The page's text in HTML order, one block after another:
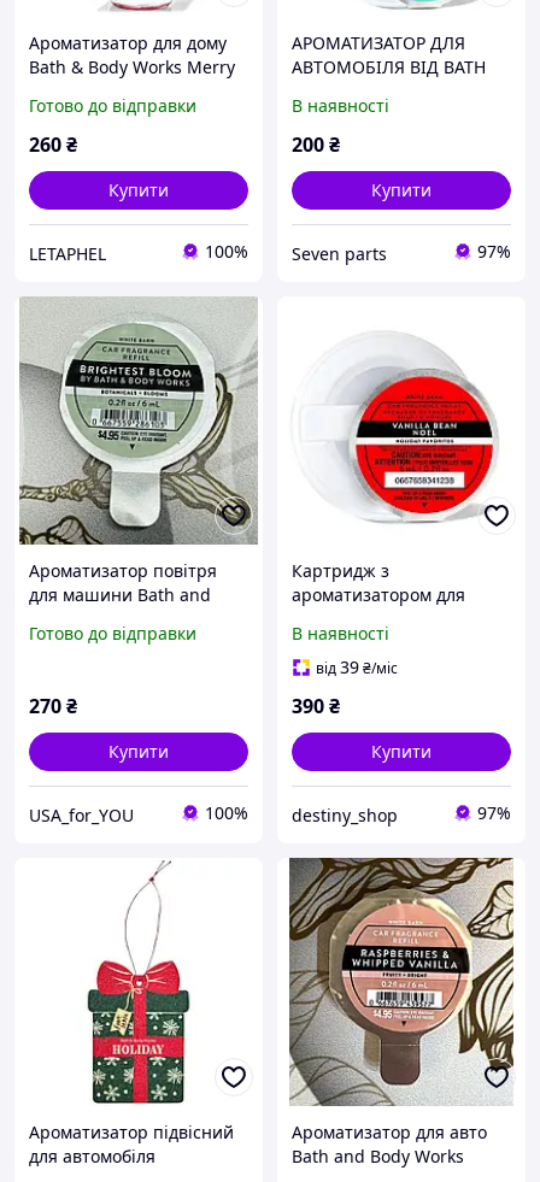
Ароматизатор для дому
Bath & Body Works Merry
Fragrance Refill / 24 мл
Готово до відправки
260₴
Купити
LETAPHEL 100%
АРОМАТИЗАТОР ДЛЯ
АВТОМОБІЛЯ ВІД BATH
змінний блок
В наявності
200₴
Купити
Seven parts 97%
Ароматизатор повітря
для машини Bath and
Готово до відправки
270₴
Купити
USA_for_YOU 100%
Картридж з
ароматизатором для
Works White Barn Vanilla
Bean Noel.
В наявності
від39₴/міс
390₴
Купити
destiny_shop 97%
Ароматизатор підвісний
для автомобіля
Ароматизатор для авто
Bath and Body Works